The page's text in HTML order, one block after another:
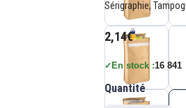
Sérigraphie,
2,14€
✓ En stock :16 841
Quantité